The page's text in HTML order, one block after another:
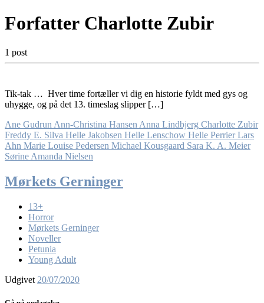
Forfatter Charlotte Zubir
1 post
Tik-tak … Hver time fortæller vi dig en historie fyldt med gys og
uhygge, og på det 13. timeslag slipper […]
Ane Gudrun Ann-Christina Hansen Anna Lindbjerg Charlotte Zubir
Freddy E. Silva Helle Jakobsen Helle Lenschow Helle Perrier Lars
Ahn Marie Louise Pedersen Michael Kousgaard Sara K. A. Meier
Sørine Amanda Nielsen
Mørkets Gerninger
13+
Horror
Mørkets Gerninger
Noveller
Petunia
Young Adult
Udgivet 20/07/2020